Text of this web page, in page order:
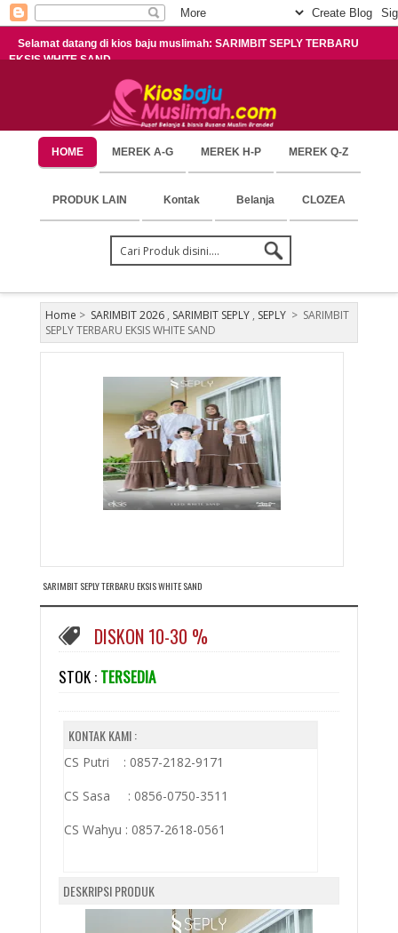
Selamat datang di kios baju muslimah: SARIMBIT SEPLY TERBARU
EKSIS WHITE SAND
HOME MEREK A-G MEREK H-P MEREK Q-Z
PRODUK LAIN Kontak Belanja CLOZEA
Home > SARIMBIT 2026, SARIMBIT SEPLY, SEPLY > SARIMBIT
SEPLY TERBARU EKSIS WHITE SAND
SARIMBIT SEPLY TERBARU EKSIS WHITE SAND
DISKON 10-30 %
STOK : TERSEDIA
KONTAK KAMI :
CS Putri : 0857-2182-9171
CS Sasa : 0856-0750-3511
CS Wahyu : 0857-2618-0561
DESKRIPSI PRODUK